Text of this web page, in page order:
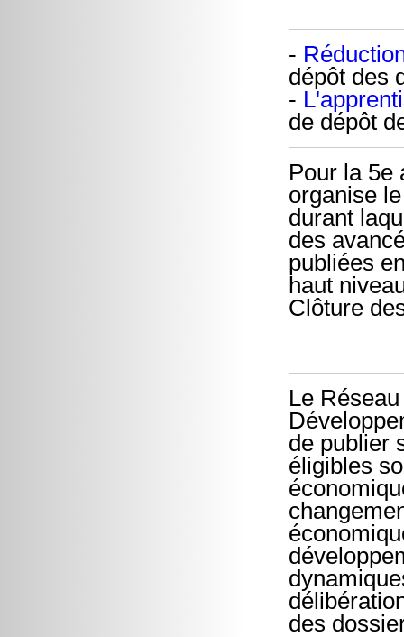
-
dépôt des
-
de dépôt
Pour la 5e
organise
durant
des
publiées
haut
Clôture
Le
de publier
éligibles
des